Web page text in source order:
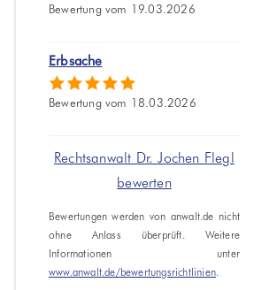
Bewertung vom 19.03.2026
Erbsache
Bewertung vom 18.03.2026
Rechtsanwalt Dr. Jochen Flegl
bewerten
Bewertungen werden von anwalt.de nicht
ohne Anlass überprüft. Weitere
Informationen unter
www.anwalt.de/bewertungsrichtlinien.